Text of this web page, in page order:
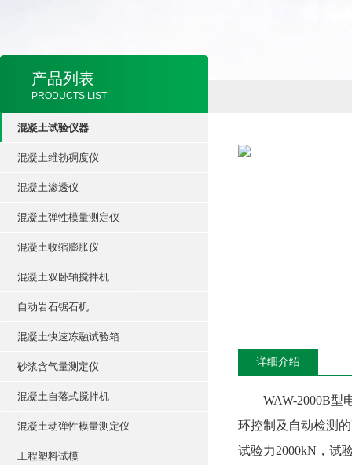
产品列表
PRODUCTS LIST
混凝土试验仪器
混凝土维勃稠度仪
混凝土渗透仪
混凝土弹性模量测定仪
混凝土收缩膨胀仪
混凝土双卧轴搅拌机
自动岩石锯石机
混凝土快速冻融试验箱
砂浆含气量测定仪
混凝土自落式搅拌机
混凝土动弹性模量测定仪
工程塑料试模
详细介绍
WAW-2000B型
环控制及自动检测
试验力2000kN，试